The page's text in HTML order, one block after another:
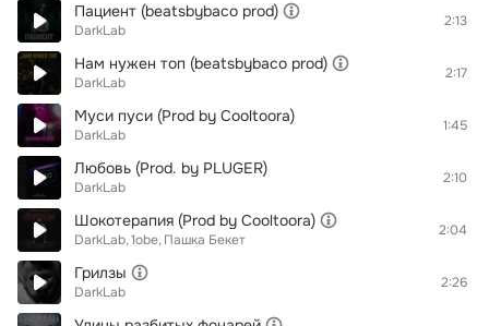
Пациент (beatsbybaco prod)
DarkLab
2:13
Нам нужен топ (beatsbybaco prod)
DarkLab
2:17
Муси пуси (Prod by Cooltoora)
DarkLab
1:45
Любовь (Prod. by PLUGER)
DarkLab
2:10
Шокотерапия (Prod by Cooltoora)
DarkLab 1obe Пашка Бекет
2:04
Грилзы
DarkLab
2:26